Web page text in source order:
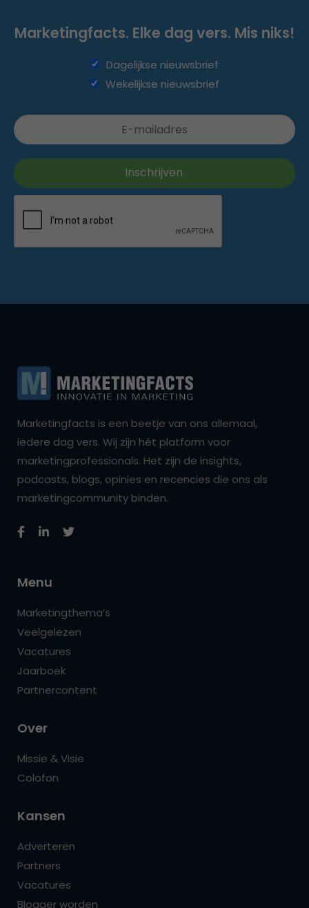
Marketingfacts. Elke dag vers. Mis niks!
Dagelijkse nieuwsbrief
Wekelijkse nieuwsbrief
Marketingfacts is een beetje van ons allemaal,
iedere dag vers. Wij zijn hét platform voor
marketingprofessionals. Het zijn de insights,
podcasts, blogs, opinies en recencies die ons als
marketingcommunity binden.
Menu
Marketingthema’s
Veelgelezen
Vacatures
Jaarboek
Partnercontent
Over
Missie & Visie
Colofon
Kansen
Adverteren
Partners
Vacatures
Blogger worden